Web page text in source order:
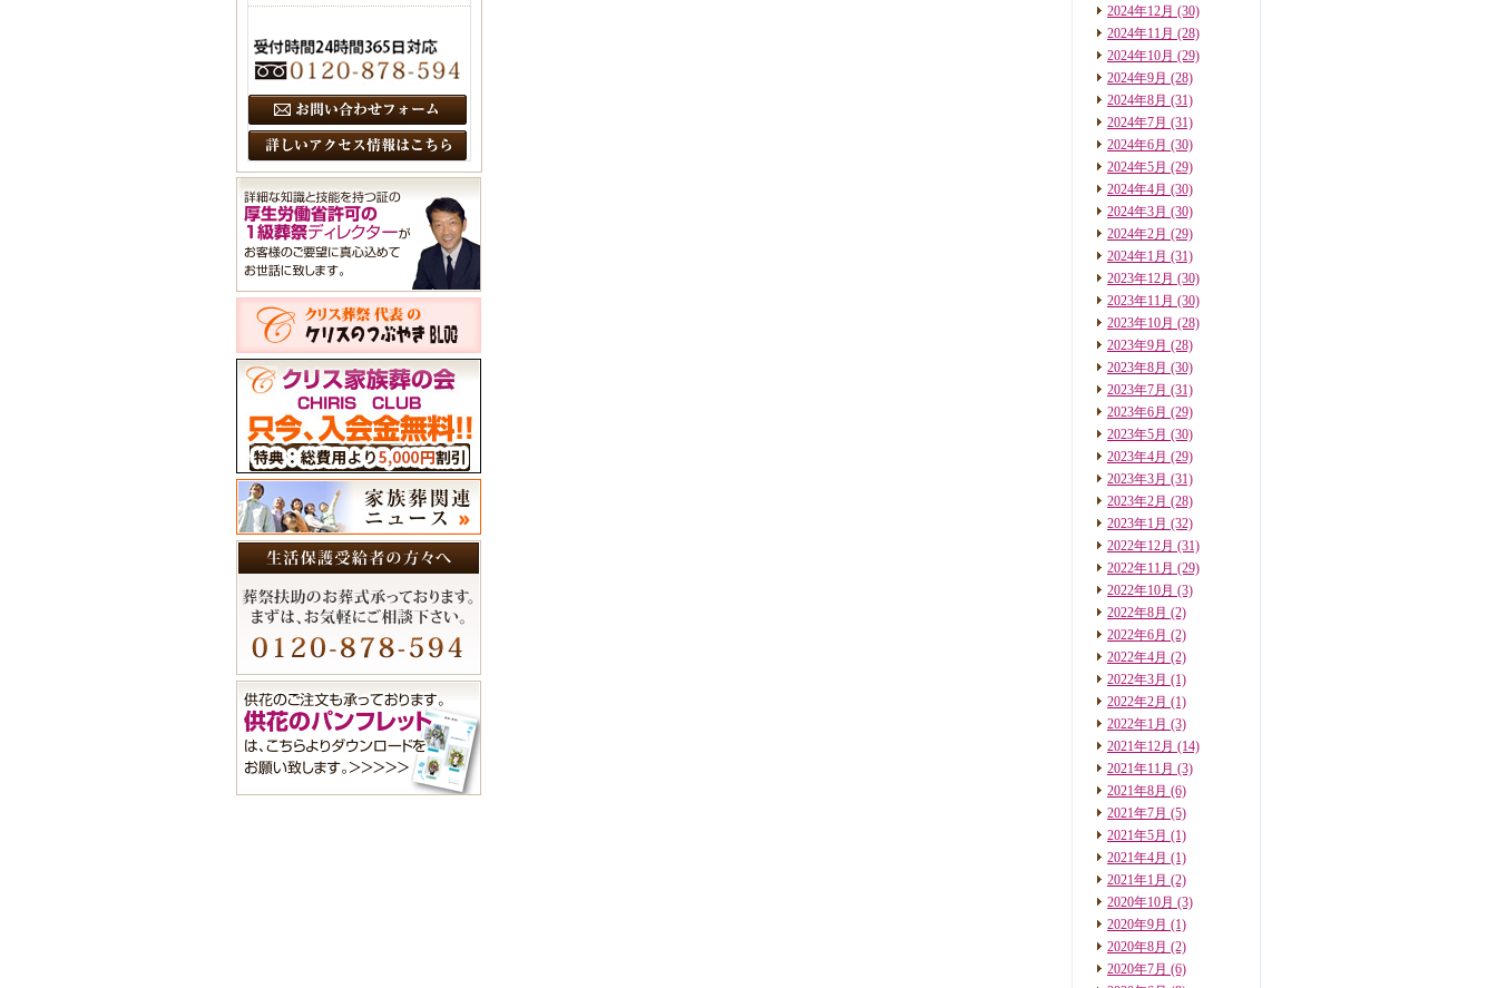
2024年12月 (30)
2024年11月 (28)
2024年10月 (29)
2024年9月 (28)
2024年8月 (31)
2024年7月 (31)
2024年6月 (30)
2024年5月 (29)
2024年4月 (30)
2024年3月 (30)
2024年2月 (29)
2024年1月 (31)
2023年12月 (30)
2023年11月 (30)
2023年10月 (28)
2023年9月 (28)
2023年8月 (30)
2023年7月 (31)
2023年6月 (29)
2023年5月 (30)
2023年4月 (29)
2023年3月 (31)
2023年2月 (28)
2023年1月 (32)
2022年12月 (31)
2022年11月 (29)
2022年10月 (3)
2022年8月 (2)
2022年6月 (2)
2022年4月 (2)
2022年3月 (1)
2022年2月 (1)
2022年1月 (3)
2021年12月 (14)
2021年11月 (3)
2021年8月 (6)
2021年7月 (5)
2021年5月 (1)
2021年4月 (1)
2021年1月 (2)
2020年10月 (3)
2020年9月 (1)
2020年8月 (2)
2020年7月 (6)